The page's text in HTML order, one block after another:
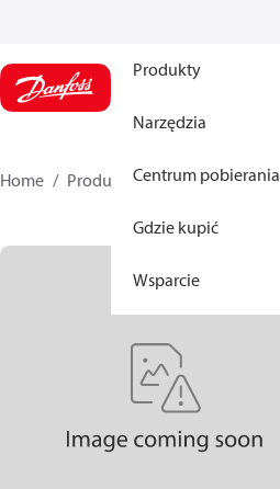
Produkty
Narzędzia
Centrum pobierania
Gdzie kupić
Wsparcie
Home Produkty 097B82424